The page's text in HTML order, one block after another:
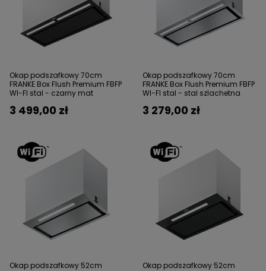
Okap podszafkowy 70cm
FRANKE Box Flush Premium FBFP
WI-FI stal - czarny mat
3 499,00 zł
Okap podszafkowy 70cm
FRANKE Box Flush Premium FBFP
WI-FI stal - stal szlachetna
3 279,00 zł
Okap podszafkowy 52cm
Okap podszafkowy 52cm